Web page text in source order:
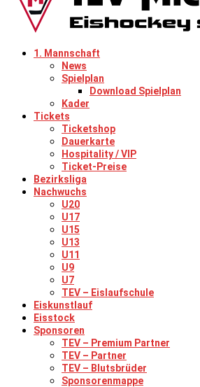
1. Mannschaft
News
Spielplan
Download Spielplan
Kader
Tickets
Ticketshop
Dauerkarte
Hospitality / VIP
Ticket-Preise
Bezirksliga
Nachwuchs
U20
U17
U15
U13
U11
U9
U7
TEV – Eislaufschule
Eiskunstlauf
Eisstock
Sponsoren
TEV – Premium Partner
TEV – Partner
TEV – Blutsbrüder
Sponsorenmappe